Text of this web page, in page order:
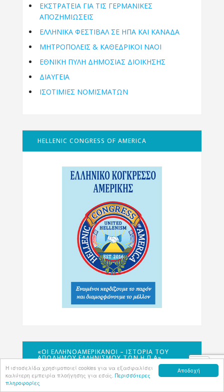
Αποδοχή
Η ιστοσελίδα χρησιμοποιεί cookies για να εξασφαλίσει
καλύτερη εμπειρία πλοήγησης για εσάς. Περισσότερες
πληροφορίες
ΕΚΣΤΡΑΤΕΙΑ ΓΙΑ ΤΙΣ ΓΕΡΜΑΝΙΚΕΣ
ΑΠΟΖΗΜΙΩΣΕΙΣ
ΕΛΛΗΝΙΚΆ ΦΕΣΤΙΒΆΛ ΣΕ ΗΠΑ ΚΑΙ ΚΑΝΑΔΑ
ΜΗΤΡΟΠΌΛΕΙΣ & ΚΑΘΕΔΡΙΚΟΊ ΝΑΟΊ
ΕΘΝΙΚΉ ΠΎΛΗ ΔΗΜΌΣΙΑΣ ΔΙΟΊΚΗΣΗΣ
ΔΙΑΥΓΕΙΑ
ΙΣΟΤΙΜΙΕΣ ΝΟΜΙΣΜΑΤΩΝ
HELLENIC CONGRESS OF AMERICA
«ΟΙ ΕΛΛΗΝΟΑΜΕΡΙΚΑΝΟΊ – ΙΣΤΟΡΊΑ ΤΟΥ
ΑΠΌΔΗΜΟΥ ΕΛΛΗΝΙΣΜΟΎ ΤΩΝ Η.Π.Α»